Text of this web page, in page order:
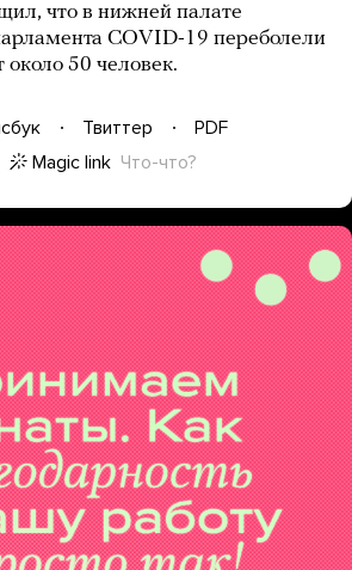
что в нижней палате
COVID-19 переболели
50 человек.
Твиттер
PDF
Magic link Что-что?